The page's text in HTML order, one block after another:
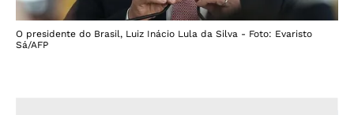
O presidente do Brasil, Luiz Inácio Lula da Silva - Foto: Evaristo
Sá/AFP